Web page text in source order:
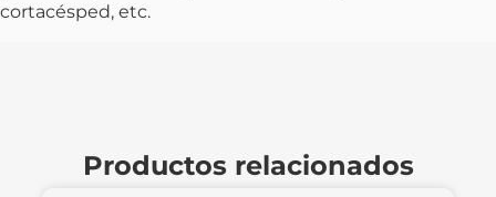
cortacésped, etc.
Productos relacionados